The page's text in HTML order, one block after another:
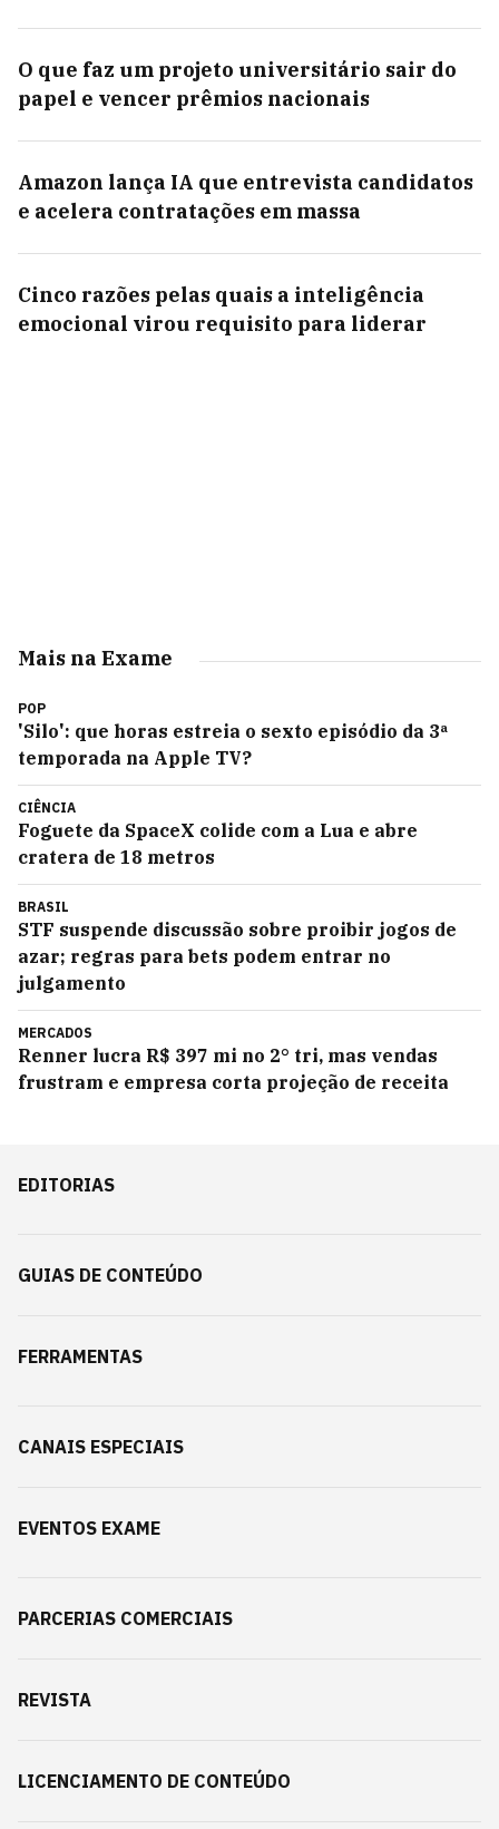
O que faz um projeto universitário sair do
papel e vencer prêmios nacionais
Amazon lança IA que entrevista candidatos
e acelera contratações em massa
Cinco razões pelas quais a inteligência
emocional virou requisito para liderar
Mais na Exame
POP
'Silo': que horas estreia o sexto episódio da 3ª
temporada na Apple TV?
CIÊNCIA
Foguete da SpaceX colide com a Lua e abre
cratera de 18 metros
BRASIL
STF suspende discussão sobre proibir jogos de
azar; regras para bets podem entrar no
julgamento
MERCADOS
Renner lucra R$ 397 mi no 2° tri, mas vendas
frustram e empresa corta projeção de receita
EDITORIAS
GUIAS DE CONTEÚDO
FERRAMENTAS
CANAIS ESPECIAIS
EVENTOS EXAME
PARCERIAS COMERCIAIS
REVISTA
LICENCIAMENTO DE CONTEÚDO